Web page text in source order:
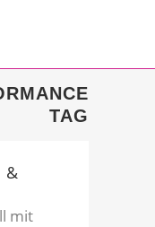
TAG
&
mit